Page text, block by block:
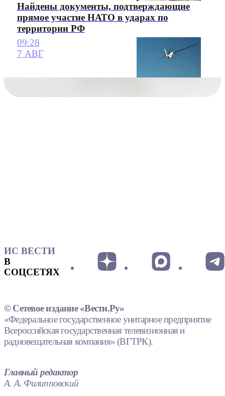
Найдены документы, подтверждающие
прямое участие НАТО в ударах по
территории РФ
09:28
7 АВГ
ИС ВЕСТИ
В
СОЦСЕТЯХ
© Сетевое издание «Вести.Ру»
«Федеральное государственное унитарное предприятие
Всероссийская государственная телевизионная и
радиовещательная компания» (ВГТРК).
Главный редактор
А. А. Филипповский